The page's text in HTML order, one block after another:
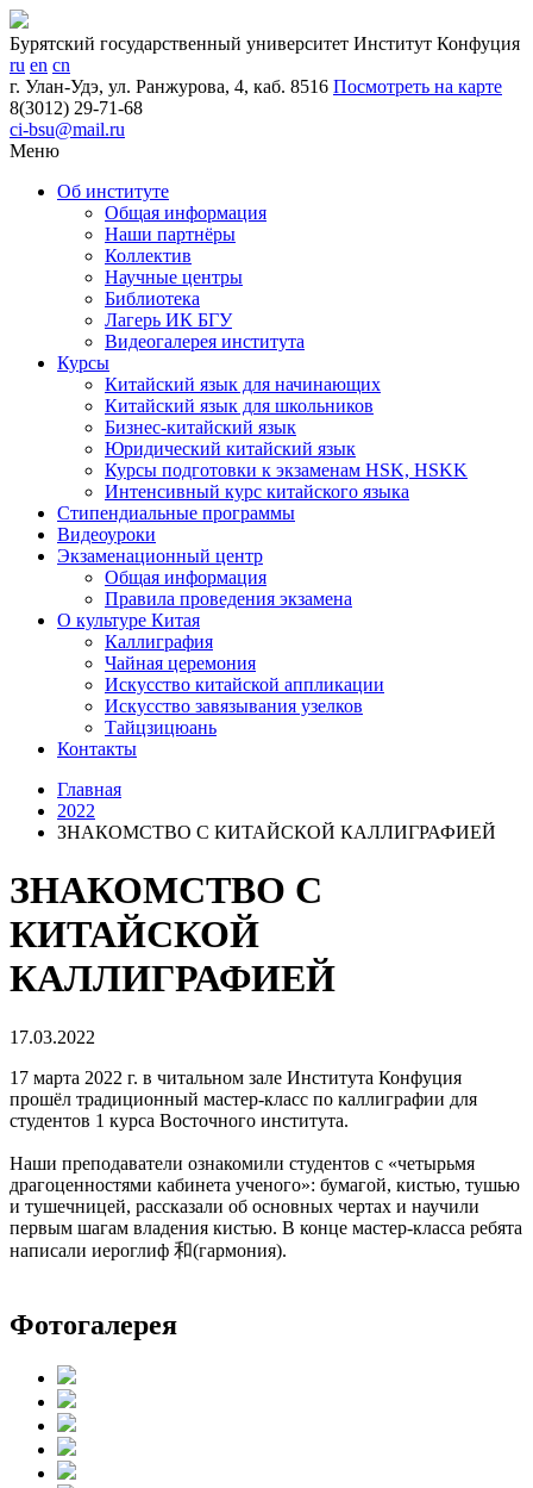
Бурятский государственный университет Институт Конфуция
ru en cn
г. Улан-Удэ, ул. Ранжурова, 4, каб. 8516 Посмотреть на карте
8(3012) 29-71-68
ci-bsu@mail.ru
Меню
Об институте
Общая информация
Наши партнёры
Коллектив
Научные центры
Библиотека
Лагерь ИК БГУ
Видеогалерея института
Курсы
Китайский язык для начинающих
Китайский язык для школьников
Бизнес-китайский язык
Юридический китайский язык
Курсы подготовки к экзаменам HSK, HSKK
Интенсивный курс китайск​ого язык​а
Стипендиальные программы
Видеоуроки
Экзаменационный центр
Общая информация
Правила проведения экзамена
О культуре Китая
Каллиграфия
Чайная церемония
Искусство китайской аппликации
Искусство завязывания узелков
Тайцзицюань
Контакты
Главная
2022
ЗНАКОМСТВО С КИТАЙСКОЙ КАЛЛИГРАФИЕЙ
ЗНАКОМСТВО С
КИТАЙСКОЙ
КАЛЛИГРАФИЕЙ
17.03.2022
17 марта 2022 г. в читальном зале Института Конфуция
прошёл традиционный мастер-класс по каллиграфии для
студентов 1 курса Восточного института.
Наши преподаватели ознакомили студентов с «четырьмя
драгоценностями кабинета ученого»: бумагой, кистью, тушью
и тушечницей, рассказали об основных чертах и научили
первым шагам владения кистью. В конце мастер-класса ребята
написали иероглиф 和(гармония).
Фотогалерея